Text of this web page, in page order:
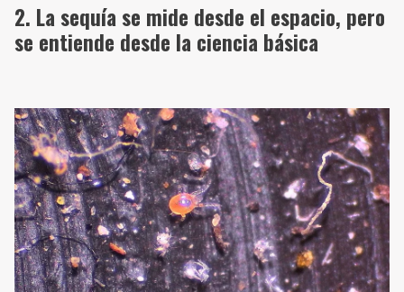
La sequía se mide desde el espacio, pero
se entiende desde la ciencia básica